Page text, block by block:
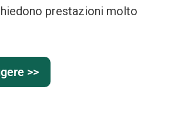
prestazioni molto
>>